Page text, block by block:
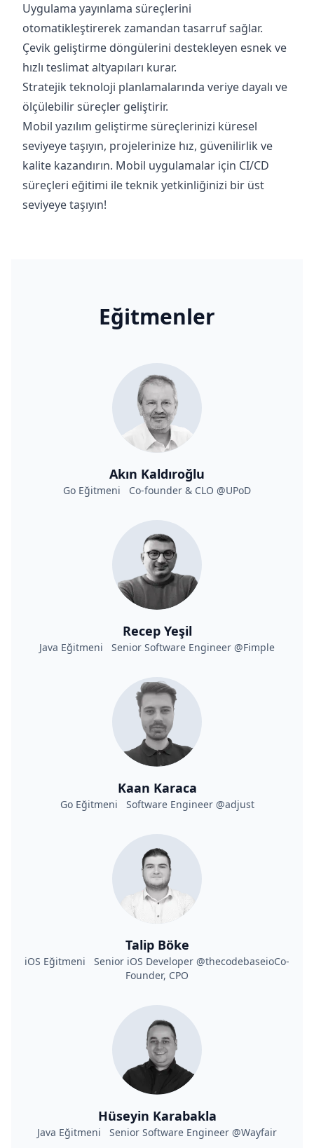
Uygulama yayınlama süreçlerini
otomatikleştirerek zamandan tasarruf sağlar.
Çevik geliştirme döngülerini destekleyen esnek ve
hızlı teslimat altyapıları kurar.
Stratejik teknoloji planlamalarında veriye dayalı ve
ölçülebilir süreçler geliştirir.
Mobil yazılım geliştirme süreçlerinizi küresel
seviyeye taşıyın, projelerinize hız, güvenilirlik ve
kalite kazandırın. Mobil uygulamalar için CI/CD
süreçleri eğitimi ile teknik yetkinliğinizi bir üst
seviyeye taşıyın!
Eğitmenler
Akın Kaldıroğlu
Go Eğitmeni Co-founder & CLO @UPoD
Recep Yeşil
Java Eğitmeni Senior Software Engineer @Fimple
Kaan Karaca
Go Eğitmeni Software Engineer @adjust
Talip Böke
iOS Eğitmeni Senior iOS Developer @thecodebaseioCo-
Founder, CPO
Hüseyin Karabakla
Java Eğitmeni Senior Software Engineer @Wayfair